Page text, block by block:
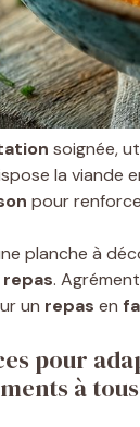
soignée,
la viande
pour
planche à
repas.
un repas en
pour
à